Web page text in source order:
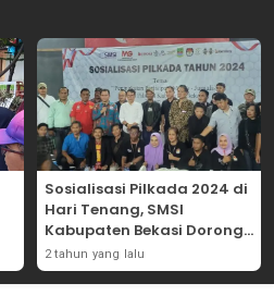
Sosialisasi Pilkada 2024 di
Hari Tenang, SMSI
Kabupaten Bekasi Dorong
Angka Partisipasi
Masyarakat
2 tahun yang lalu